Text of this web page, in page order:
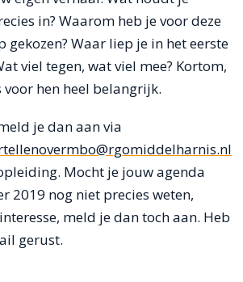
in? Waarom heb je voor deze
Waar liep je in het eerste
viel tegen, wat viel mee? Kortom,
hen heel belangrijk.
je dan aan via
Mocht je jouw agenda
2019 nog niet precies weten,
meld je dan toch aan. Heb
gerust.